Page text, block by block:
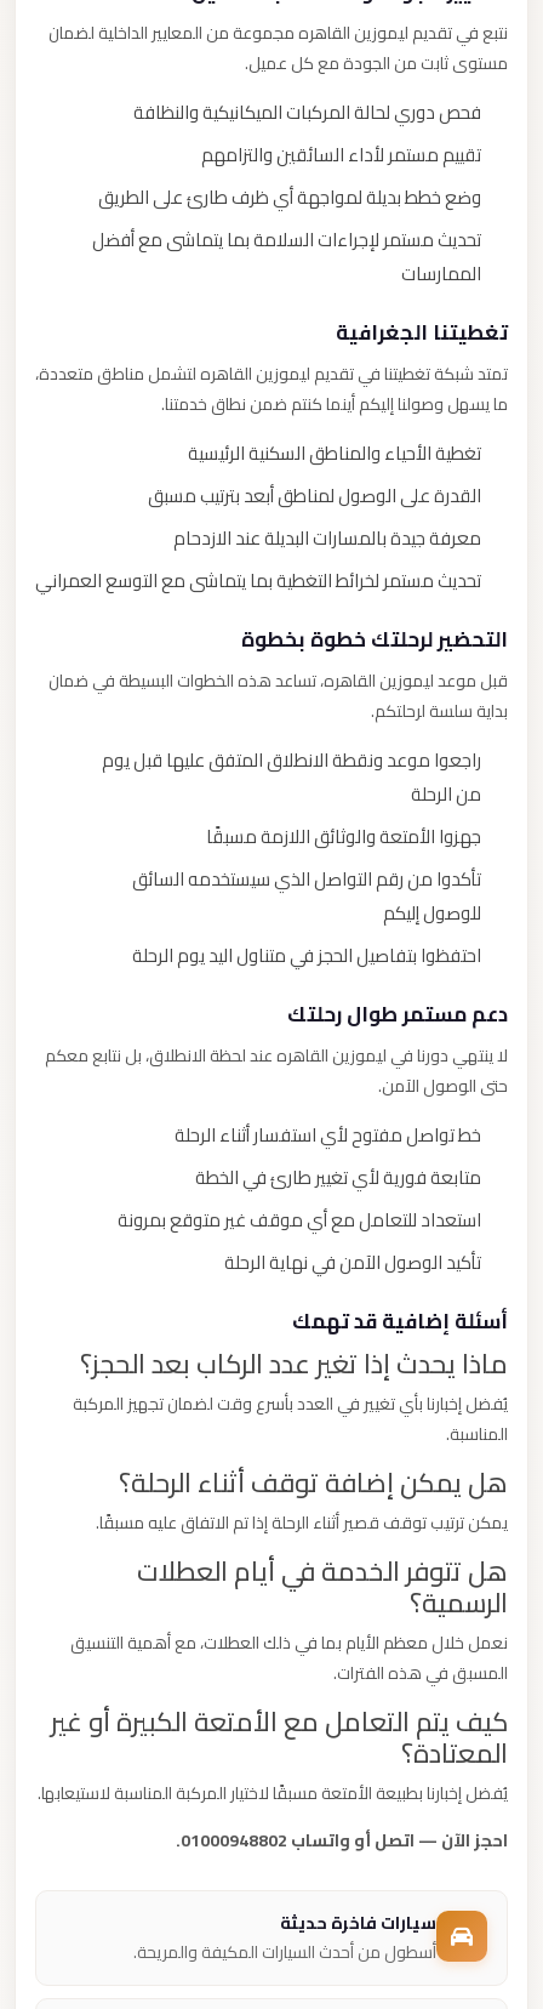
نتبع في تقديم ليموزين القاهره مجموعة من المعايير الداخلية لضمان
مستوى ثابت من الجودة مع كل عميل.
فحص دوري لحالة المركبات الميكانيكية والنظافة
تقييم مستمر لأداء السائقين والتزامهم
وضع خطط بديلة لمواجهة أي ظرف طارئ على الطريق
تحديث مستمر لإجراءات السلامة بما يتماشى مع أفضل
الممارسات
تغطيتنا الجغرافية
تمتد شبكة تغطيتنا في تقديم ليموزين القاهره لتشمل مناطق متعددة،
ما يسهل وصولنا إليكم أينما كنتم ضمن نطاق خدمتنا.
تغطية الأحياء والمناطق السكنية الرئيسية
القدرة على الوصول لمناطق أبعد بترتيب مسبق
معرفة جيدة بالمسارات البديلة عند الازدحام
تحديث مستمر لخرائط التغطية بما يتماشى مع التوسع العمراني
التحضير لرحلتك خطوة بخطوة
قبل موعد ليموزين القاهره، تساعد هذه الخطوات البسيطة في ضمان
بداية سلسة لرحلتكم.
راجعوا موعد ونقطة الانطلاق المتفق عليها قبل يوم
من الرحلة
جهزوا الأمتعة والوثائق اللازمة مسبقًا
تأكدوا من رقم التواصل الذي سيستخدمه السائق
للوصول إليكم
احتفظوا بتفاصيل الحجز في متناول اليد يوم الرحلة
دعم مستمر طوال رحلتك
لا ينتهي دورنا في ليموزين القاهره عند لحظة الانطلاق، بل نتابع معكم
حتى الوصول الآمن.
خط تواصل مفتوح لأي استفسار أثناء الرحلة
متابعة فورية لأي تغيير طارئ في الخطة
استعداد للتعامل مع أي موقف غير متوقع بمرونة
تأكيد الوصول الآمن في نهاية الرحلة
أسئلة إضافية قد تهمك
ماذا يحدث إذا تغير عدد الركاب بعد الحجز؟
يُفضل إخبارنا بأي تغيير في العدد بأسرع وقت لضمان تجهيز المركبة
المناسبة.
هل يمكن إضافة توقف أثناء الرحلة؟
يمكن ترتيب توقف قصير أثناء الرحلة إذا تم الاتفاق عليه مسبقًا.
هل تتوفر الخدمة في أيام العطلات
الرسمية؟
نعمل خلال معظم الأيام بما في ذلك العطلات، مع أهمية التنسيق
المسبق في هذه الفترات.
كيف يتم التعامل مع الأمتعة الكبيرة أو غير
المعتادة؟
يُفضل إخبارنا بطبيعة الأمتعة مسبقًا لاختيار المركبة المناسبة لاستيعابها.
احجز الآن — اتصل أو واتساب 01000948802.
سيارات فاخرة حديثة
أسطول من أحدث السيارات المكيفة والمريحة.